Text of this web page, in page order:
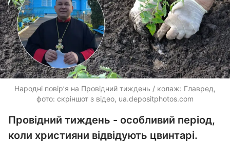
Народні повір’я на Провідний тиждень / колаж: Главред,
фото: скріншот з відео, ua.depositphotos.com
Провідний тиждень - особливий період,
коли християни відвідують цвинтарі.